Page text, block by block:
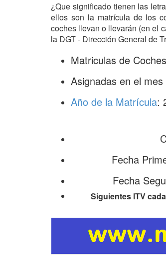
¿Que significado tienen las
ellos son la matrícula de los
coches llevan o llevarán (en el
la DGT - Dirección General de
Matriculas de
Asignadas en el
Año de la Matrícula:
Fecha
Fecha
Siguientes ITV